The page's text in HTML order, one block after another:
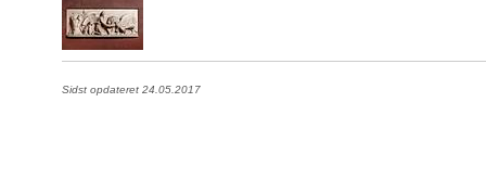
Sidst opdateret 24.05.2017